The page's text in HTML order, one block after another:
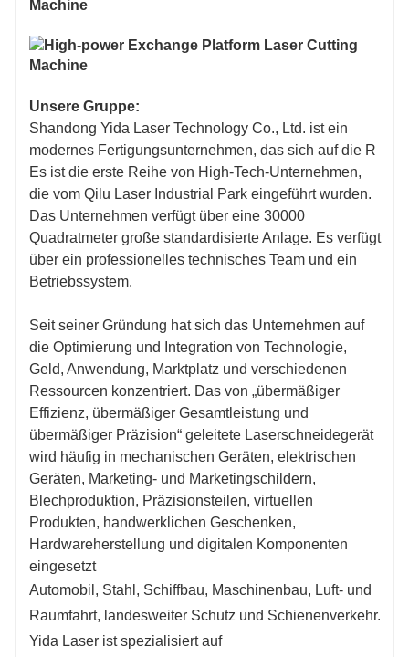
Unsere Gruppe:
Shandong Yida Laser Technology Co., Ltd. ist ein
modernes Fertigungsunternehmen, das sich auf die R
Es ist die erste Reihe von High-Tech-Unternehmen,
die vom Qilu Laser Industrial Park eingeführt wurden.
Das Unternehmen verfügt über eine 30000
Quadratmeter große standardisierte Anlage. Es verfügt
über ein professionelles technisches Team und ein
Betriebssystem.
Seit seiner Gründung hat sich das Unternehmen auf
die Optimierung und Integration von Technologie,
Geld, Anwendung, Marktplatz und verschiedenen
Ressourcen konzentriert. Das von „übermäßiger
Effizienz, übermäßiger Gesamtleistung und
übermäßiger Präzision“ geleitete Laserschneidegerät
wird häufig in mechanischen Geräten, elektrischen
Geräten, Marketing- und Marketingschildern,
Blechproduktion, Präzisionsteilen, virtuellen
Produkten, handwerklichen Geschenken,
Hardwareherstellung und digitalen Komponenten
eingesetzt
Automobil, Stahl, Schiffbau, Maschinenbau, Luft- und
Raumfahrt, landesweiter Schutz und Schienenverkehr.
Yida Laser ist spezialisiert auf
6100 mm * 2500 mm
110 m/Min
6KW unten: O 2 6KW unten: O
6KW und darüber: O , N , Luft 6KW und
1,2 G 1,2 G
4050 kg (1-4 kW)
5300kg (≥6kw) 4200kg
≈15000 kg ≈10000 kg
12KW und darunter: BLT/Ray Tools
13KW und höher：Deutschland Precitec/BLT
Geschweißtes Bett
Portal aus Aluminiumguss